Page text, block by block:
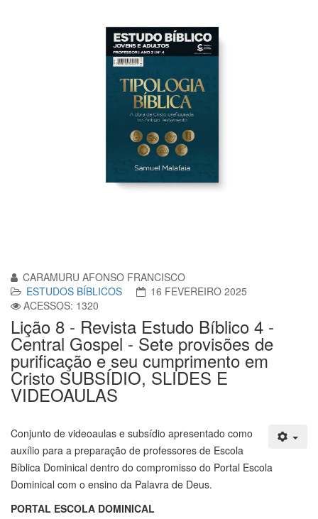
CARAMURU AFONSO FRANCISCO
ESTUDOS BÍBLICOS
16 FEVEREIRO 2025
ACESSOS: 1320
Lição 8 - Revista Estudo Bíblico 4 -
Central Gospel - Sete provisões de
purificação e seu cumprimento em
Cristo SUBSÍDIO, SLIDES E
VIDEOAULAS
Conjunto de videoaulas e subsídio apresentado como
auxílio para a preparação de professores de Escola
Bíblica Dominical dentro do compromisso do Portal Escola
Dominical com o ensino da Palavra de Deus.
PORTAL ESCOLA DOMINICAL